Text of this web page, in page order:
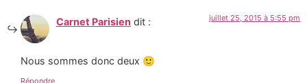
Carnet Parisien dit : juillet 25, 2015 à 5:55 pm
Nous sommes donc deux 🙂
Répondre